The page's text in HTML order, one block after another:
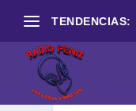
TENDENCIAS: